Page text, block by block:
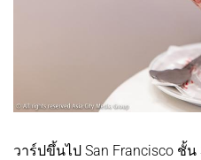
วาร์ปขึ้นไป San Francisco ชั้